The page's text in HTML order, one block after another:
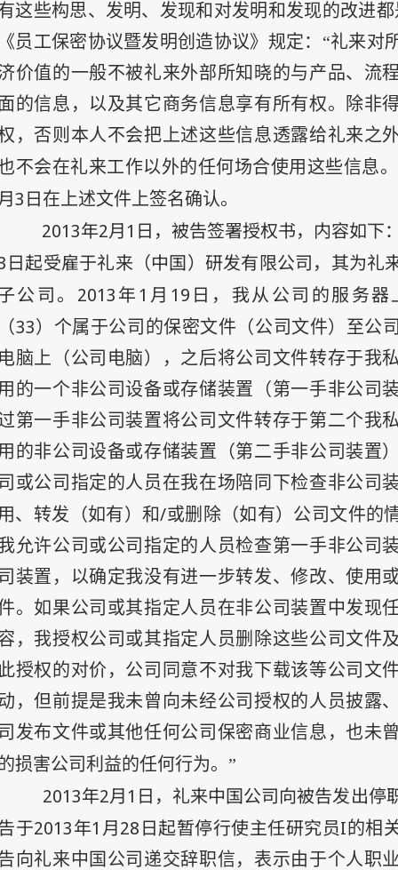
这些构思、发明、发现和对发明和发现的改进
员工保密协议暨发明创造协议》规定：“礼来对
价值的一般不被礼来外部所知晓的与产品、流
的信息，以及其它商务信息享有所有权。除非
，否则本人不会把上述这些信息透露给礼来之
不会在礼来工作以外的任何场合使用这些信息
3日在上述文件上签名确认。
2013年2月1 日 ，被告签署授权书，内容如下
日起受雇于礼来（中国）研发有限公司，其为礼
公司。 2013年1 月19 日 ，我从公司的服务
33）个属于公司的保密文件（公司文件）至公
脑上（公司电脑），之后将公司文件转存于我
的一个非公司设备或存储装置（第一手非公司
第一手非公司装置将公司文件转存于第二个我
的非公司设备或存储装置（第二手非公司装置
或公司指定的人员在我在场陪同下检查非公司
、转发（如有）和/或删除（如有）公司文件的
允许公司或公司指定的人员检查第一手非公司
装置，以确定我没有进一步转发、修改、使用
。如果公司或其指定人员在非公司装置中发现
，我授权公司或其指定人员删除这些公司文件
授权的对价，公司同意不对我下载该等公司文
，但前提是我未曾向未经公司授权的人员披露
发布文件或其他任何公司保密商业信息，也未
损害公司利益的任何行为。”
2013年2月1 日 ，礼来中国公司向被告发出停
于2013年1 月28日起暂停行使主任研究员I的相
向礼来中国公司递交辞职信，表示由于个人职